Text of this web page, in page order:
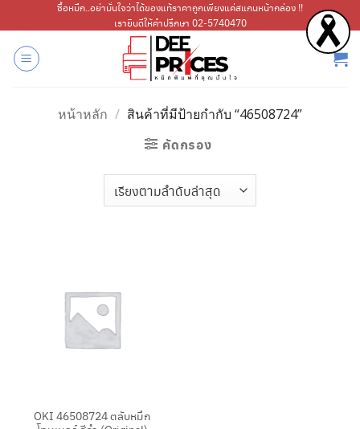
ไป
เนื้อหา
ซื้อหมึก..อย่ามั่นใจว่าได้ของแท้ราคาถูกเพียงแค่สแกนหน้ากล่อง !!
เรายินดีให้คำปรึกษา 02-5740470
หน้าหลัก / สินค้าที่มีป้ายกำกับ “46508724”
คัดกรอง
OKI 46508724 ตลับหมึก